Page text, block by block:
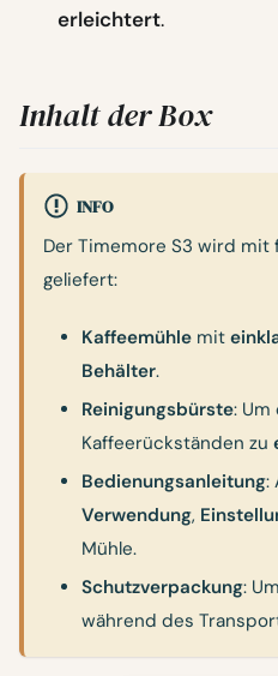
erleichtert.
Inhalt der Box
INFO
Der Timemore S3 wird mit
geliefert:
Kaffeemühle mit
Behälter.
Reinigungsbürste: Um
Kaffeerückständen zu
Bedienungsanleitung:
Verwendung,
Mühle.
Schutzverpackung:
während des